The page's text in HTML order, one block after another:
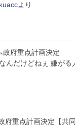
より
府重点計画決定
んだけどねぇ 嫌がる
府重点計画決定【共